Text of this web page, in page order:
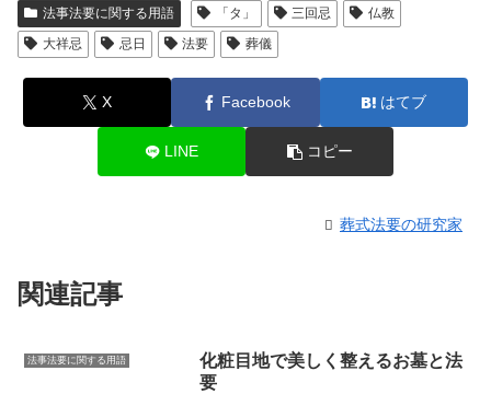
法事法要に関する用語 「タ」 三回忌
仏教
大祥忌
忌日 法要 葬儀
X Facebook はてブ
LINE コピー
葬式法要の研究家
関連記事
法事法要に関する用語
化粧目地で美しく整えるお墓と法
要